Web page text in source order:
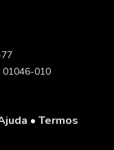
01046-010
• Termos